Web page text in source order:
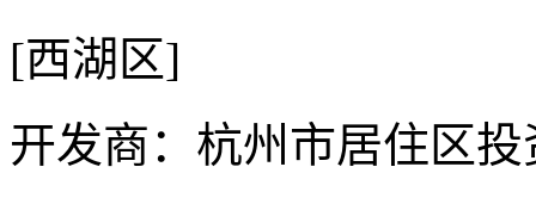
[西湖区]
开发商：杭州市居住区